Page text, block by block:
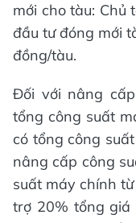
mới cho tàu: Chủ
đầu tư đóng mới
đồng/tàu.
Đối với nâng
tổng công suất
có tổng công
nâng cấp công
suất máy chính
trợ 20% tổng giá